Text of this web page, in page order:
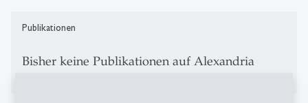
Publikationen
Bisher keine Publikationen auf Alexandria